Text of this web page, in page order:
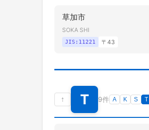
草加市
SOKA SHI
JIS: 11221 〒 43
↑ T 9件 A K S T